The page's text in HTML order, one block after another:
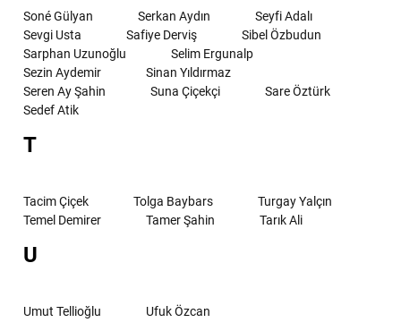
Soné Gülyan Serkan Aydın
Seyfi Adalı
Sevgi Usta
Safiye Derviş
Sibel Özbudun
Sarphan Uzunoğlu
Selim Ergunalp
Sezin Aydemir
Sinan Yıldırmaz
Seren Ay Şahin
Suna Çiçekçi
Sare Öztürk
Sedef Atik
T
Tacim Çiçek Tolga Baybars
Turgay Yalçın
Temel Demirer
Tamer Şahin Tarık Ali
U
Umut Tellioğlu Ufuk Özcan